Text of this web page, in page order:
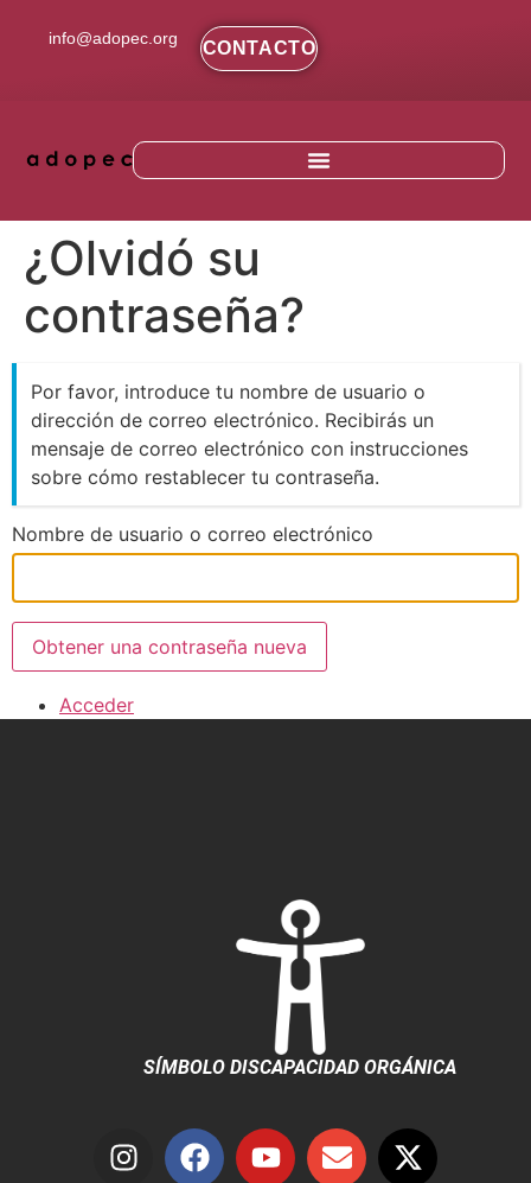
info@adopec.org CONTACTO
¿Olvidó su
contraseña?
Por favor, introduce tu nombre de usuario o
dirección de correo electrónico. Recibirás un
mensaje de correo electrónico con instrucciones
sobre cómo restablecer tu contraseña.
Nombre de usuario o correo electrónico
Obtener una contraseña nueva
Acceder
SÍMBOLO DISCAPACIDAD ORGÁNICA